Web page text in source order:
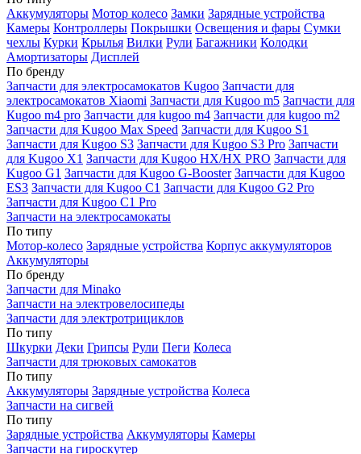
Аккумуляторы Мотор колесо Замки Зарядные устройства
Камеры Контроллеры Покрышки Освещения и фары Сумки
чехлы Курки Крылья Вилки Рули Багажники Колодки
Амортизаторы Дисплей
По бренду
Запчасти для электросамокатов Kugoo Запчасти для
электросамокатов Xiaomi Запчасти для Kugoo m5 Запчасти для
Кugoo m4 pro Запчасти для kugoo m4 Запчасти для kugoo m2
Запчасти для Kugoo Max Speed Запчасти для Kugoo S1
Запчасти для Kugoo S3 Запчасти для Kugoo S3 Pro Запчасти
для Kugoo X1 Запчасти для Kugoo HX/HX PRO Запчасти для
Kugoo G1 Запчасти для Kugoo G-Booster Запчасти для Kugoo
ES3 Запчасти для Kugoo C1 Запчасти для Kugoo G2 Pro
Запчасти для Kugoo C1 Pro
Запчасти на электросамокаты
По типу
Мотор-колесо Зарядные устройства Корпус аккумуляторов
Аккумуляторы
По бренду
Запчасти для Minako
Запчасти на электровелосипеды
Запчасти для электротрициклов
По типу
Шкурки Деки Грипсы Рули Пеги Колеса
Запчасти для трюковых самокатов
По типу
Аккумуляторы Зарядные устройства Колеса
Запчасти на сигвей
По типу
Зарядные устройства Аккумуляторы Камеры
Запчасти на гироскутер